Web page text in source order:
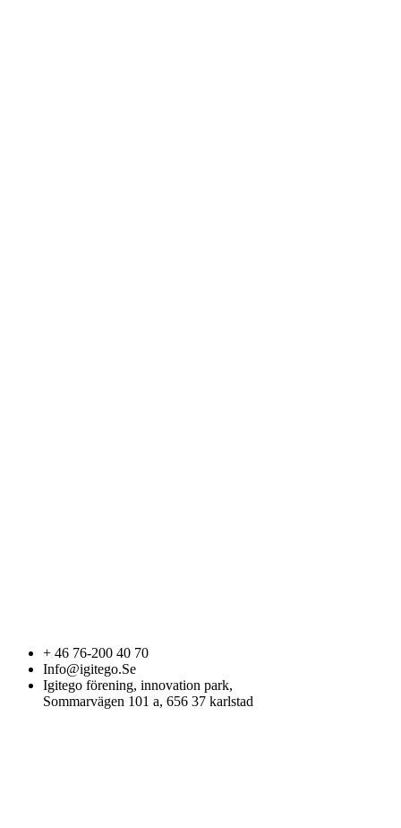
+ 46 76-200 40 70
Info@igitego.Se
Igitego förening, innovation park,
Sommarvägen 101 a, 656 37 karlstad